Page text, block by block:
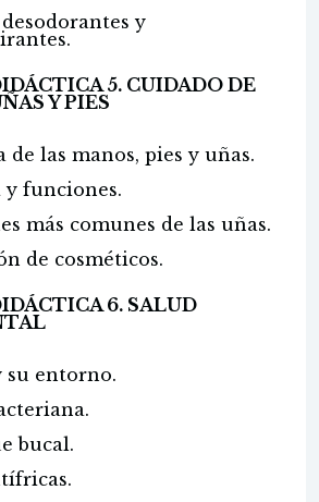
y
5. CUIDADO DE
Y PIES
las manos, pies y uñas.
funciones.
más comunes de las uñas.
de cosméticos.
6. SALUD
su entorno.
bucal.